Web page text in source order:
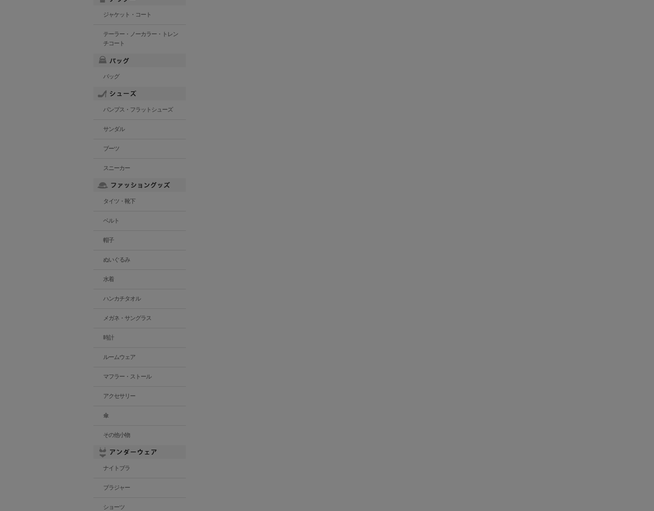
ジャケット・コート
テーラー・ノーカラー・トレン
チコート
バッグ
パンプス・フラットシューズ
サンダル
ブーツ
スニーカー
タイツ・靴下
ベルト
帽子
ぬいぐるみ
水着
ハンカチタオル
メガネ・サングラス
時計
ルームウェア
マフラー・ストール
アクセサリー
傘
その他小物
ナイトブラ
ブラジャー
ショーツ